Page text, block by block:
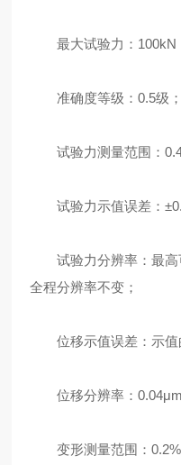
最大试验力：100kN
准确度等级：0.5级；
试验力测量范围：
试验力示值误差：
试验力分辨率：最高
全程分辨率不变；
位移示值误差：示值
位移分辨率：0.04μm
变形测量范围：0.2%